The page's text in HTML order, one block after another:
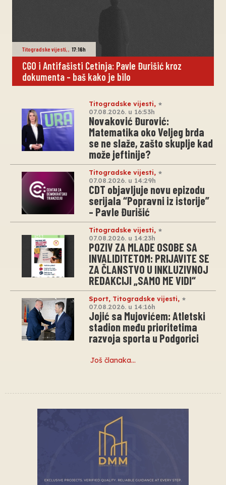
Titogradske vijesti,, 17:16h
CGO i Antifašisti Cetinja: Pavle Đurišić kroz
dokumenta – baš kako je bilo
Titogradske vijesti,
07.08.2026. u 16:53h
Novaković Đurović:
Matematika oko Veljeg brda
se ne slaže, zašto skuplje kad
može jeftinije?
Titogradske vijesti,
07.08.2026. u 14:29h
CDT objavljuje novu epizodu
serijala “Popravni iz istorije”
– Pavle Đurišić
Titogradske vijesti,
07.08.2026. u 14:23h
POZIV ZA MLADE OSOBE SA
INVALIDITETOM: PRIJAVITE SE
ZA ČLANSTVO U INKLUZIVNOJ
REDAKCIJI „SAMO ME VIDI“
Sport, Titogradske vijesti,
07.08.2026. u 14:16h
Jojić sa Mujovićem: Atletski
stadion među prioritetima
razvoja sporta u Podgorici
Još članaka…